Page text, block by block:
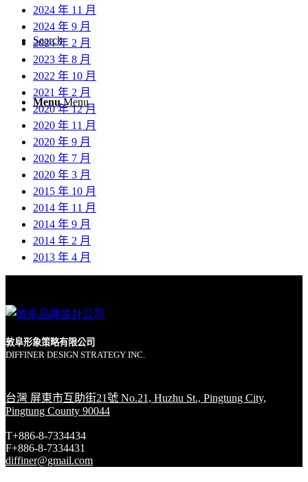
Search
Menu Menu
2024 年 11 月
2024 年 9 月
2024 年 2 月
2023 年 8 月
2022 年 10 月
2021 年 2 月
2020 年 12 月
2020 年 11 月
2020 年 9 月
2020 年 7 月
2020 年 3 月
2015 年 10 月
2014 年 11 月
2014 年 9 月
2014 年 2 月
2013 年 4 月
敦阜形象策略有限公司
DIFFINER DESIGN STRATEGY INC.
台灣 屏東市互助街21號 No.21, Huzhu St., Pingtung City,
Pingtung County 90044
T+886-8-7334434
F+886-8-7334431
diffiner@gmail.com